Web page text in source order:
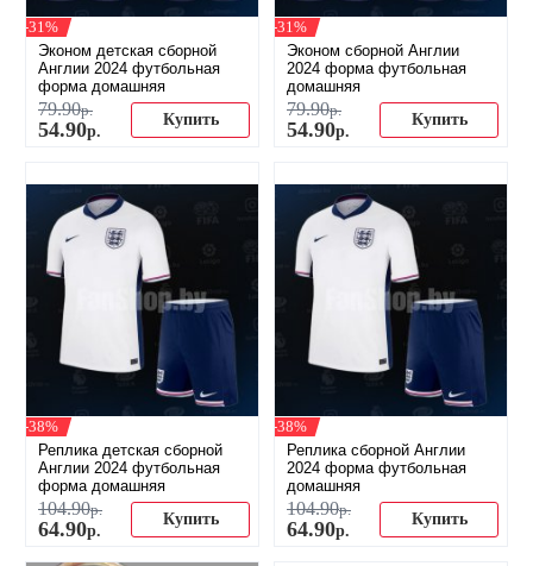
-31%
Эконом детская сборной
Англии 2024 футбольная
форма домашняя
79.90р.
54.90р.
Купить
-31%
Эконом сборной Англии
2024 форма футбольная
домашняя
79.90р.
54.90р.
Купить
-38%
Реплика детская сборной
Англии 2024 футбольная
форма домашняя
104.90р.
64.90р.
Купить
-38%
Реплика сборной Англии
2024 форма футбольная
домашняя
104.90р.
64.90р.
Купить